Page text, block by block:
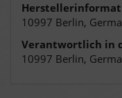
10997 Berlin,
Verantwortlich in
10997 Berlin,